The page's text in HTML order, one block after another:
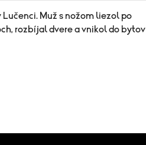
Lučenci. Muž s nožom liezol po
rozbíjal dvere a vnikol do bytov